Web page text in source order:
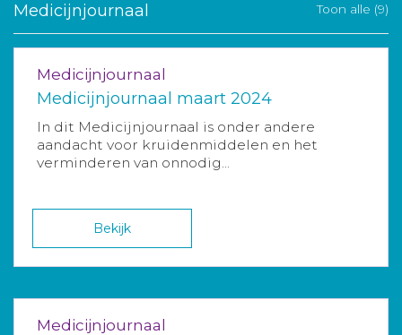
Medicijnjournaal Toon alle (9)
Medicijnjournaal
Medicijnjournaal maart 2024
In dit Medicijnjournaal is onder andere
aandacht voor kruidenmiddelen en het
verminderen van onnodig...
Bekijk
Medicijnjournaal